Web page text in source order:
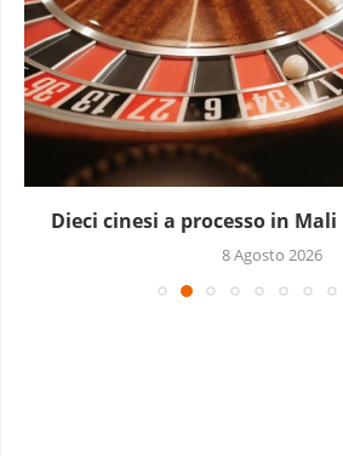
Dieci cinesi a processo in
8 Agosto 2026